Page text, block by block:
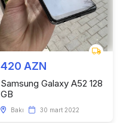
420 AZN
Samsung Galaxy A52 128
GB
Bakı 30 mart 2022